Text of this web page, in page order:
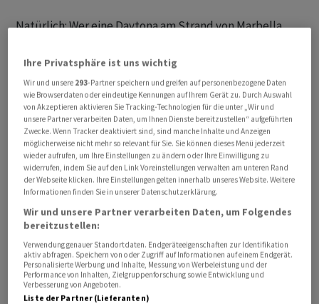
Natürlich: Wer eine Daytona am Strand von Marbella
grosser Wahrscheinlichkeit eine Fälschung. Aber es gibt
inzwischen auch Rolex-Fälschungen, die so gut gemacht
sind, dass sie zum offiziellen Marktpreis gehandelt
werden.
Aus einer Rolex mach zwei
Hybrid-Fälschungen etwa, bei denen echte
Uhrengehäuse mit nicht echten Uhrwerken bestückt
werden und umgekehrt. Hier werden aus einer Rolex
mehrere gemacht.
Experten geben zu, dass auch sie immer öfter darauf
angewiesen sind, eine Uhr zu öffnen, um ihre Echtheit
Ihre Privatsphäre ist uns wichtig
Wir und unsere 293-Partner speichern und greifen auf personenbezogene Daten
wie Browserdaten oder eindeutige Kennungen auf Ihrem Gerät zu. Durch Auswahl
von Akzeptieren aktivieren Sie Tracking-Technologien für die unter „Wir und
unsere Partner verarbeiten Daten, um Ihnen Dienste bereitzustellen“ aufgeführten
Zwecke. Wenn Tracker deaktiviert sind, sind manche Inhalte und Anzeigen
möglicherweise nicht mehr so relevant für Sie. Sie können dieses Menü jederzeit
wieder aufrufen, um Ihre Einstellungen zu ändern oder Ihre Einwilligung zu
widerrufen, indem Sie auf den Link Voreinstellungen verwalten am unteren Rand
der Webseite klicken. Ihre Einstellungen gelten innerhalb unseres Website. Weitere
Informationen finden Sie in unserer Datenschutzerklärung.
Wir und unsere Partner verarbeiten Daten, um Folgendes
bereitzustellen:
Verwendung genauer Standortdaten. Endgeräteeigenschaften zur Identifikation
aktiv abfragen. Speichern von oder Zugriff auf Informationen auf einem Endgerät.
Personalisierte Werbung und Inhalte, Messung von Werbeleistung und der
Performance von Inhalten, Zielgruppenforschung sowie Entwicklung und
Verbesserung von Angeboten.
Liste der Partner (Lieferanten)